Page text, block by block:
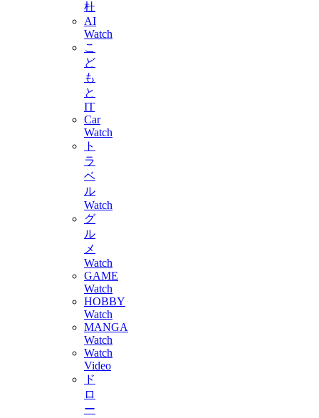
杜
AI
Watch
こ
ど
も
と
IT
Car
Watch
ト
ラ
ベ
ル
Watch
グ
ル
メ
Watch
GAME
Watch
HOBBY
Watch
MANGA
Watch
Watch
Video
ド
ロ
ー